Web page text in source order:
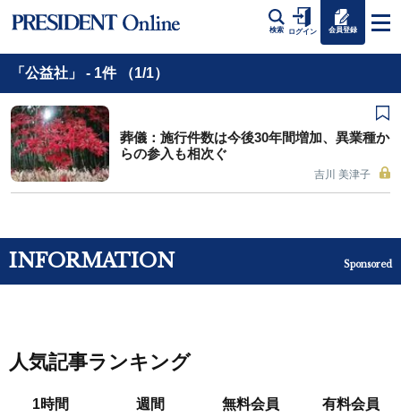
検索 ログイン 会員登録
「公益社」 - 1件 （1/1）
葬儀：施行件数は今後30年間増加、異業種か
らの参入も相次ぐ
吉川 美津子
INFORMATION Sponsored
人気記事ランキング
1時間 週間 無料会員 有料会員